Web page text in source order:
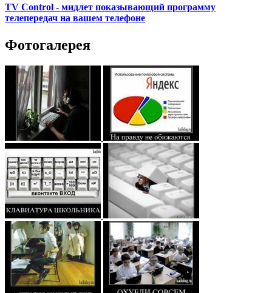
TV Control - мидлет показывающий программу
телепередач на вашем телефоне
Фотогалерея